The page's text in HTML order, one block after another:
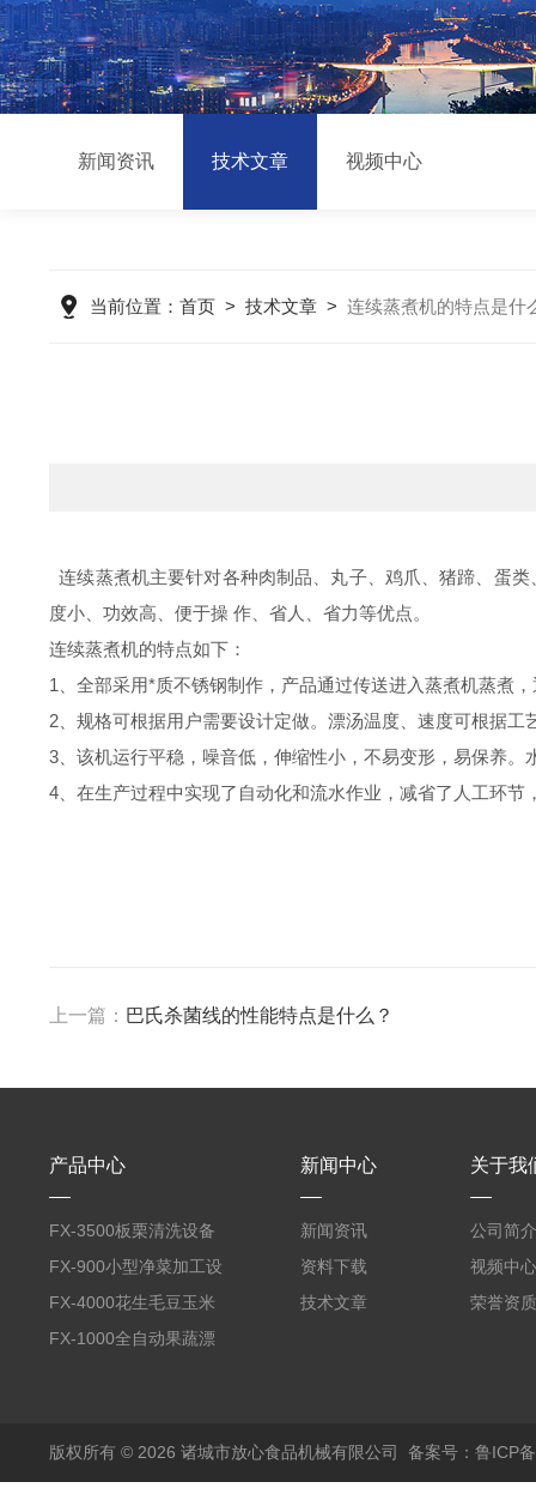
新闻资讯 技术文章 视频中心
当前位置： 首页> 技术文章> 连续蒸煮机的特点是什
连续蒸煮机主要针对各种肉制品、丸子、鸡爪、猪蹄、蛋
度小、功效高、便于操 作、省人、省力等优点。
连续蒸煮机的特点如下：
1、全部采用*质不锈钢制作，产品通过传送进入蒸煮机蒸煮
2、规格可根据用户需要设计定做。漂汤温度、速度可根据工
3、该机运行平稳，噪音低，伸缩性小，不易变形，易保养
4、在生产过程中实现了自动化和流水作业，减省了人工环
上一篇： 巴氏杀菌线的性能特点是什么？
产品中心
FX-3500板栗清洗设备
全自动气泡清洗机
FX-900小型净菜加工设
备野菜清洗机
FX-4000花生毛豆玉米
蒸煮漂烫机
FX-1000全自动果蔬漂
新闻中心
新闻资讯
资料下载
技术文章
关于我
公司简介
视频中心
荣誉资质
版权所有 © 2026 诸城市放心食品机械有限公司 备案号：鲁ICP